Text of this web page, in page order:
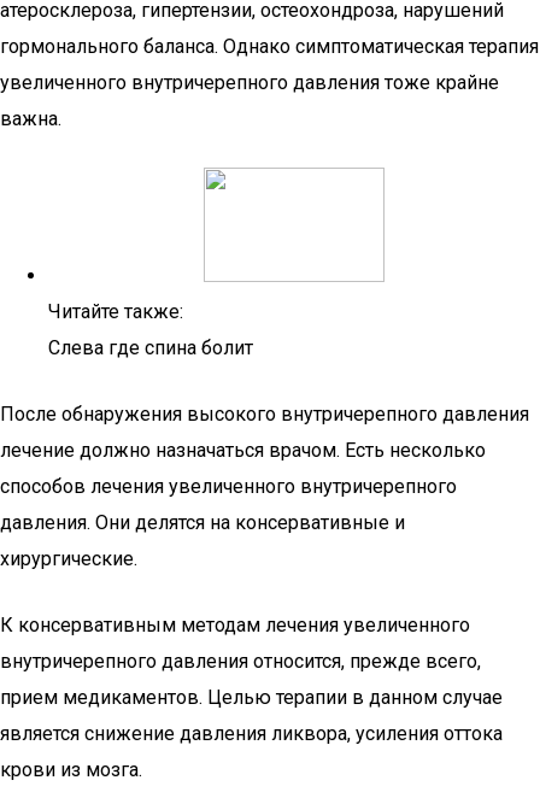
атеросклероза, гипертензии, остеохондроза, нарушений
гормонального баланса. Однако симптоматическая терапия
увеличенного внутричерепного давления тоже крайне
важна.
Читайте также:
Слева где спина болит
После обнаружения высокого внутричерепного давления
лечение должно назначаться врачом. Есть несколько
способов лечения увеличенного внутричерепного
давления. Они делятся на консервативные и
хирургические.
К консервативным методам лечения увеличенного
внутричерепного давления относится, прежде всего,
прием медикаментов. Целью терапии в данном случае
является снижение давления ликвора, усиления оттока
крови из мозга.